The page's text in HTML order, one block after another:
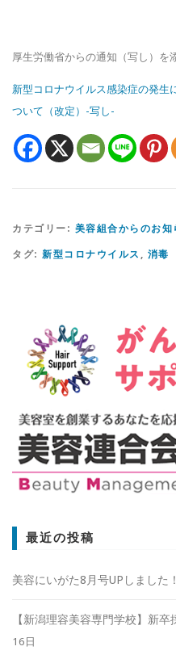
厚生労働省からの通知（写し）を
新型コロナウイルス感染症の発生
ついて（改定）-写し-
カテゴリー: 美容組合からのお知
タグ: 新型コロナウイルス , 消毒
最近の投稿
美容にいがた8月号UPしました
【新潟理容美容専門学校】新
16日